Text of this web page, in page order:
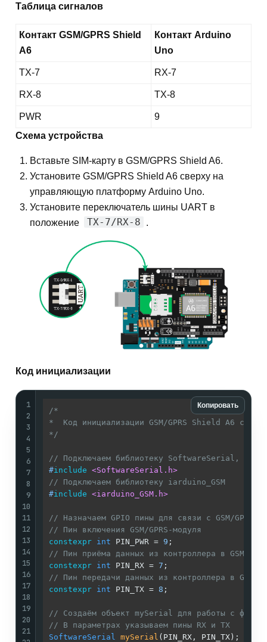
Таблица сигналов
Контакт GSM/GPRS Shield
A6
Контакт Arduino
Uno
TX-7 RX-7
RX-8 TX-8
PWR
9
Схема устройства
Вставьте SIM-карту в GSM/GPRS Shield A6.
Установите GSM/GPRS Shield A6 сверху на
управляющую платформу Arduino Uno.
Установите переключатель шины UART в
положение
TX-7/RX-8 .
Код инициализации
Копировать
1
2
3
4
5
6
7
8
9
10
11
12
13
14
15
16
17
18
19
20
21
/*
*  Код инициализации GSM/GPRS Shield A6 с
*/
// Подключаем библиотеку SoftwareSerial, до
#include <SoftwareSerial.h>
// Подключаем библиотеку iarduino_GSM
#include <iarduino_GSM.h>
// Назначаем GPIO пины для связи с GSM/GPRS
// Пин включения GSM/GPRS-модуля
constexpr int PIN_PWR = 9
// Пин приёма данных из контроллера в GSM/
constexpr int PIN_RX = 7
// Пин передачи данных из контроллера в GSM/
constexpr int PIN_TX = 8 ;
// Создаём объект mySerial для работы с
// В параметрах указываем пины RX и TX
SoftwareSerial mySerial (PIN_RX, PIN_TX) ;